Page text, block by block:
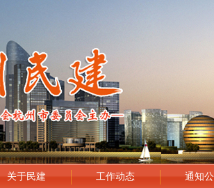
关于民建 工作动态 通知